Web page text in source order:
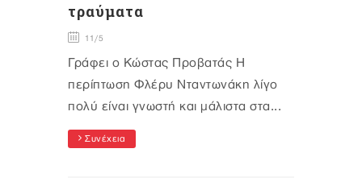
τραύματα
11/5
Γράφει ο Κώστας Προβατάς Η
περίπτωση Φλέρυ Νταντωνάκη λίγο
πολύ είναι γνωστή και μάλιστα στα...
Συνέχεια